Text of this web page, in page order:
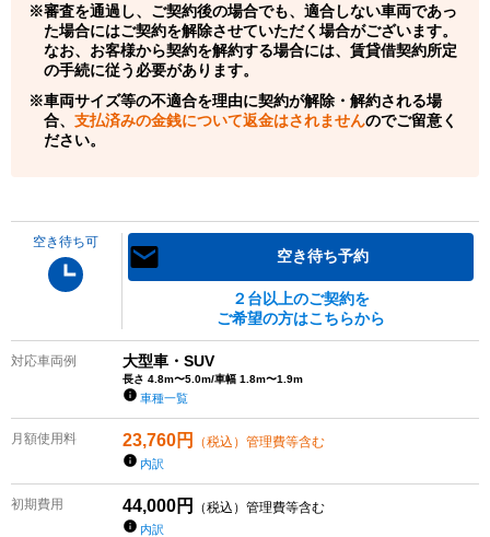
審査を通過し、ご契約後の場合でも、適合しない車両であっ
た場合にはご契約を解除させていただく場合がございます。
なお、お客様から契約を解約する場合には、賃貸借契約所定
の手続に従う必要があります。
車両サイズ等の不適合を理由に契約が解除・解約される場
合、 支払済みの金銭について返金はされませんのでご留意く
ださい。
空き待ち可
空き待ち予約
２台以上のご契約を
ご希望の方はこちらから
対応車両例 大型車・SUV
長さ 4.8m〜5.0m/車幅 1.8m〜1.9m
車種一覧
月額使用料 23,760円 （税込）管理費等含む
内訳
初期費用 44,000円 （税込）管理費等含む
内訳